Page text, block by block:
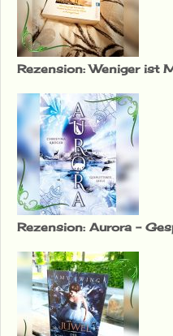
Rezension: Weniger ist
Rezension: Aurora –